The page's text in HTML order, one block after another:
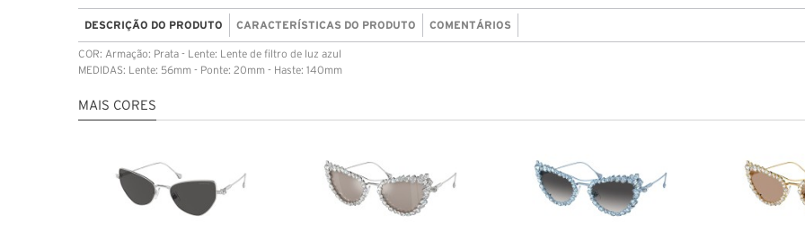
DESCRIÇÃO DO PRODUTO CARACTERÍSTICAS DO PRODUTO COMENTÁRIOS
COR: Armação: Prata - Lente: Lente de filtro de luz azul
MEDIDAS: Lente: 56mm - Ponte: 20mm - Haste: 140mm
MAIS CORES